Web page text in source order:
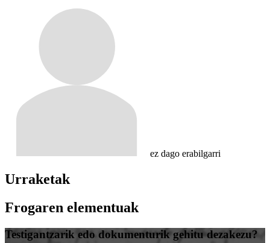
ez dago erabilgarri
Urraketak
Frogaren elementuak
Testigantzarik edo dokumenturik gehitu dezakezu?